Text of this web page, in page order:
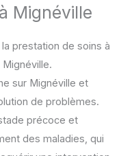
Mignéville
prestation de soins à
sur Mignéville et
de problèmes.
précoce et
des maladies, qui